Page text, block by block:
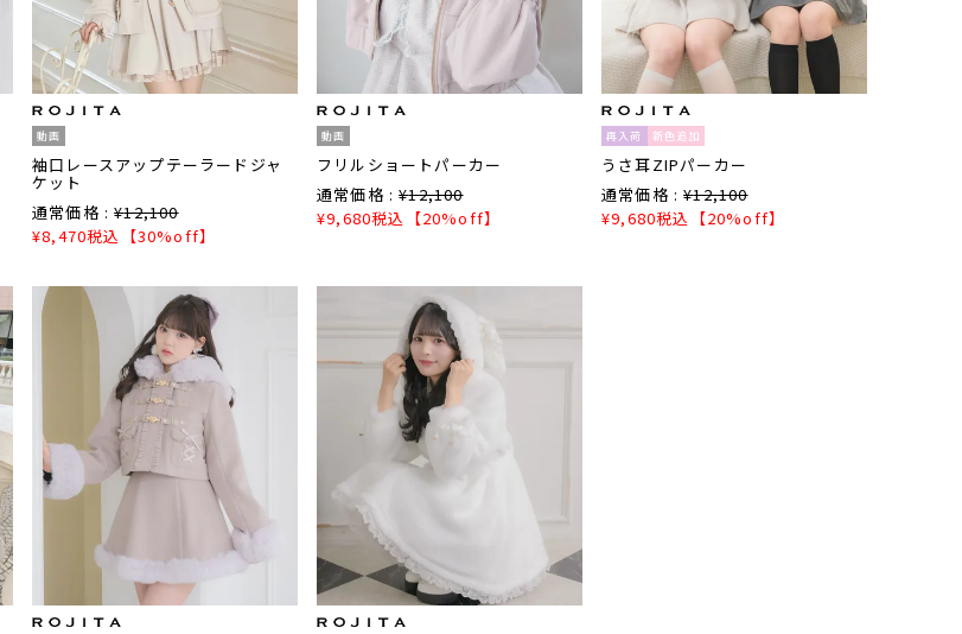
動画
袖口レースアップテーラードジャ
ケット
通常価格 : ¥12,100
¥8,470税込 【30%off】
動画
フリルショートパーカー
通常価格 : ¥12,100
¥9,680税込 【20%off】
再入荷 新色追加
うさ耳ZIPパーカー
通常価格 : ¥12,100
¥9,680税込 【20%off】